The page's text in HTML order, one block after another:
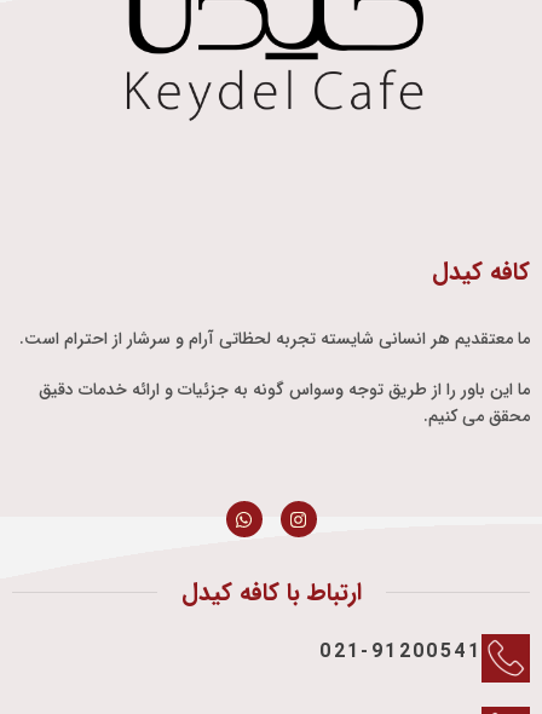
کافه کیدل
ما معتقدیم هر انسانی شایسته تجربه لحظاتی آرام و سرشار از احترام است.
ما این باور را از طریق توجه وسواس گونه به جزئیات و ارائه خدمات دقیق
محقق می کنیم.
ارتباط با کافه کیدل
021-91200541